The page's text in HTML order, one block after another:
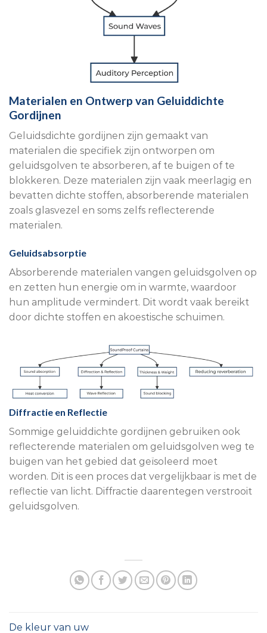
Materialen en Ontwerp van Geluiddichte
Gordijnen
Geluidsdichte gordijnen zijn gemaakt van
materialen die specifiek zijn ontworpen om
geluidsgolven te absorberen, af te buigen of te
blokkeren. Deze materialen zijn vaak meerlagig en
bevatten dichte stoffen, absorberende materialen
zoals glasvezel en soms zelfs reflecterende
materialen.
Geluidsabsorptie
Absorberende materialen vangen geluidsgolven op
en zetten hun energie om in warmte, waardoor
hun amplitude vermindert. Dit wordt vaak bereikt
door dichte stoffen en akoestische schuimen.
Diffractie en Reflectie
Sommige geluiddichte gordijnen gebruiken ook
reflecterende materialen om geluidsgolven weg te
buigen van het gebied dat geïsoleerd moet
worden. Dit is een proces dat vergelijkbaar is met de
reflectie van licht. Diffractie daarentegen verstrooit
geluidsgolven.
De kleur van uw